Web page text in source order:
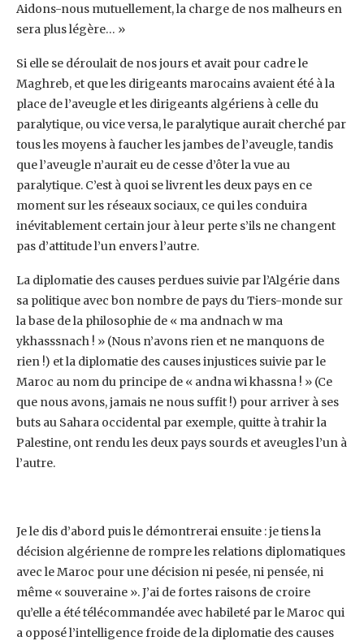
Aidons-nous mutuellement, la charge de nos malheurs en
sera plus légère… »
Si elle se déroulait de nos jours et avait pour cadre le
Maghreb, et que les dirigeants marocains ‎avaient été à la
place de l’aveugle et les dirigeants algériens à celle du
paralytique, ou vice versa, le ‎paralytique aurait cherché par
tous les moyens à faucher les jambes de l’aveugle, tandis
que ‎l’aveugle n’aurait eu de cesse d’ôter la vue au
paralytique. C’est à quoi se livrent les deux pays en ‎ce
moment sur les réseaux sociaux, ce qui les conduira
inévitablement certain jour à leur perte s’ils ‎ne changent
pas d’attitude l’un envers l’autre.‎
La diplomatie des causes perdues suivie par l’Algérie dans
sa politique avec bon nombre de pays du ‎Tiers-monde sur
la base de la philosophie de « ma andnach w ma
ykhasssnach ! » (Nous n’avons ‎rien et ne manquons de
rien !) et la diplomatie des causes injustices suivie par le
Maroc au nom du ‎principe de « andna wi khassna ! » (Ce
que nous avons, jamais ne nous suffit !) pour arriver à ses
‎buts au Sahara occidental par exemple, quitte à trahir la
Palestine, ont rendu les deux pays sourds ‎et aveugles l’un à
l’autre.
Je le dis d’abord puis le démontrerai ensuite : je tiens la
décision algérienne de rompre les relations ‎diplomatiques
avec le Maroc pour une décision ni pesée, ni pensée, ni
même « souveraine ». J’ai ‎de fortes raisons de croire
qu’elle a été télécommandée avec habileté par le Maroc qui
a opposé ‎l’intelligence froide de la diplomatie des causes